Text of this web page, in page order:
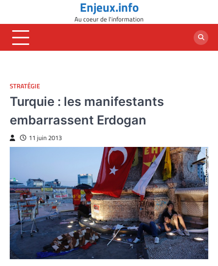
content
Enjeux.info
Au coeur de l'information
STRATÉGIE
Turquie : les manifestants
embarrassent Erdogan
11 juin 2013